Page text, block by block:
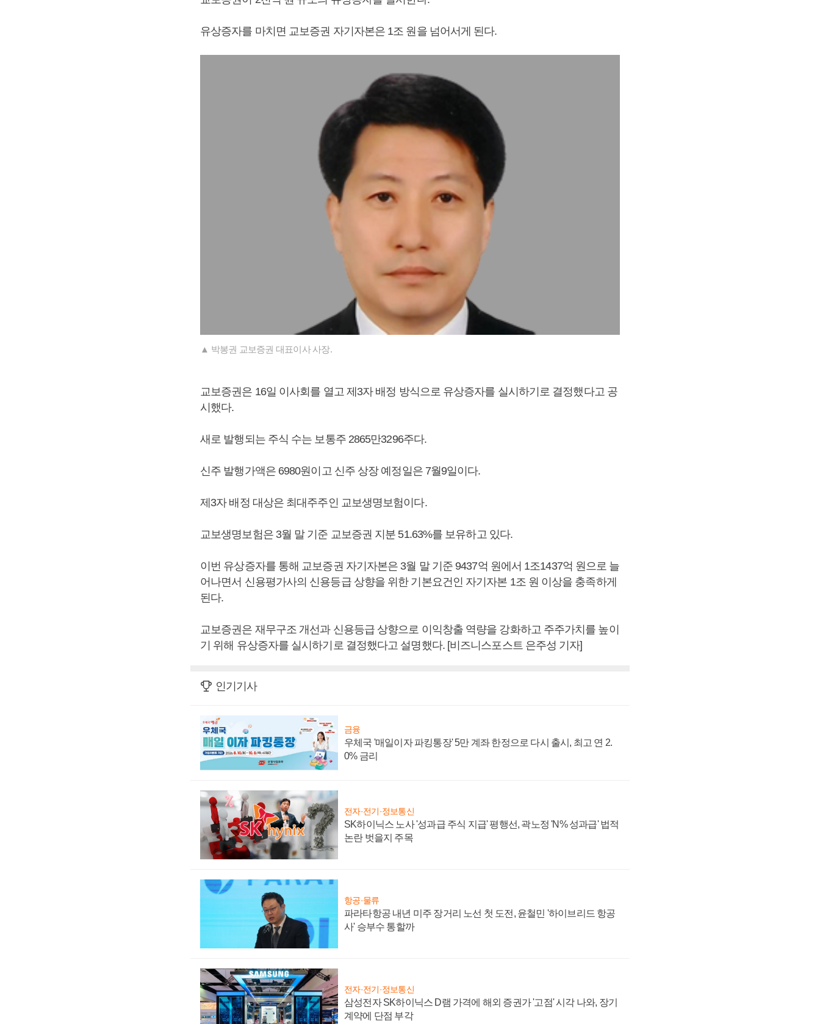
유상증자를 마치면 교보증권 자기자본은 1조 원을 넘어서게 된다.
▲ 박봉권 교보증권 대표이사 사장.
교보증권은 16일 이사회를 열고 제3자 배정 방식으로 유상증자를 실시하기로 결정했다고 공
시했다.
새로 발행되는 주식 수는 보통주 2865만3296주다.
신주 발행가액은 6980원이고 신주 상장 예정일은 7월9일이다.
제3자 배정 대상은 최대주주인 교보생명보험이다.
교보생명보험은 3월 말 기준 교보증권 지분 51.63%를 보유하고 있다.
이번 유상증자를 통해 교보증권 자기자본은 3월 말 기준 9437억 원에서 1조1437억 원으로 늘
어나면서 신용평가사의 신용등급 상향을 위한 기본요건인 자기자본 1조 원 이상을 충족하게
된다.
교보증권은 재무구조 개선과 신용등급 상향으로 이익창출 역량을 강화하고 주주가치를 높이
기 위해 유상증자를 실시하기로 결정했다고 설명했다. [비즈니스포스트 은주성 기자]
인기기사
금융
우체국 '매일이자 파킹통장' 5만 계좌 한정으로 다시 출시, 최고 연 2.
0% 금리
전자·전기·정보통신
SK하이닉스 노사 '성과급 주식 지급' 평행선, 곽노정 'N% 성과급' 법적
논란 벗을지 주목
항공·물류
파라타항공 내년 미주 장거리 노선 첫 도전, 윤철민 '하이브리드 항공
사' 승부수 통할까
전자·전기·정보통신
삼성전자 SK하이닉스 D램 가격에 해외 증권가 '고점' 시각 나와, 장기
계약에 단점 부각